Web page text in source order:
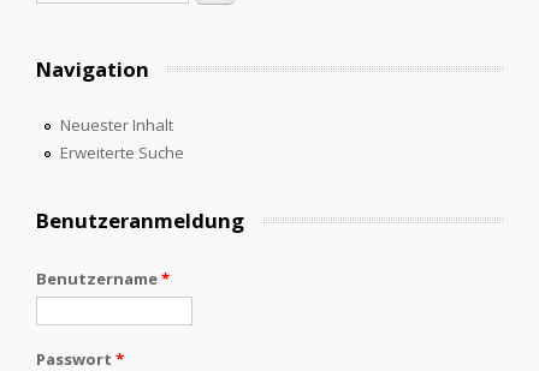
Navigation
Neuester Inhalt
Erweiterte Suche
Benutzeranmeldung
Benutzername*
Passwort *